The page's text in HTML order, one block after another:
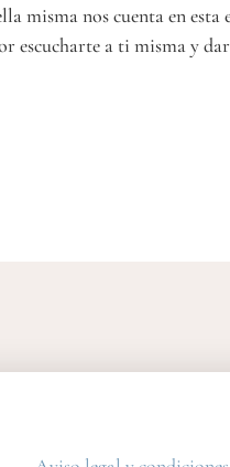
misma nos cuenta en esta
escucharte a ti misma y